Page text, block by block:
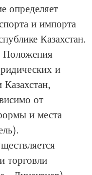
и импорта
Казахстан.
и
от
и места
торговли